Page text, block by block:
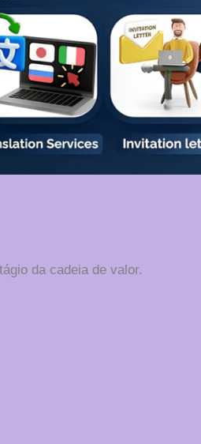
da cadeia de valor.